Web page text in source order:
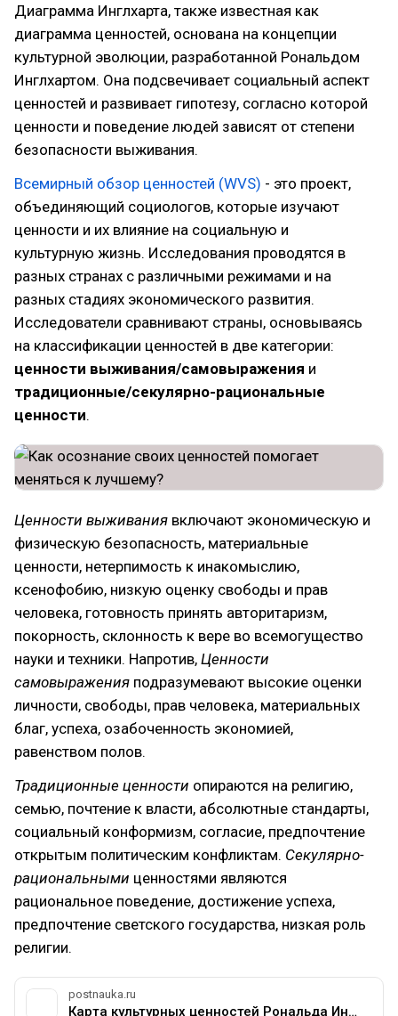
Диаграмма Инглхарта, также известная как
диаграмма ценностей, основана на концепции
культурной эволюции, разработанной Рональдом
Инглхартом. Она подсвечивает социальный аспект
ценностей и развивает гипотезу, согласно которой
ценности и поведение людей зависят от степени
безопасности выживания.
Всемирный обзор ценностей (WVS) - это проект,
объединяющий социологов, которые изучают
ценности и их влияние на социальную и
культурную жизнь. Исследования проводятся в
разных странах с различными режимами и на
разных стадиях экономического развития.
Исследователи сравнивают страны, основываясь
на классификации ценностей в две категории:
ценности выживания/самовыражения и
традиционные/секулярно-рациональные
ценности.
Ценности выживания включают экономическую и
физическую безопасность, материальные
ценности, нетерпимость к инакомыслию,
ксенофобию, низкую оценку свободы и прав
человека, готовность принять авторитаризм,
покорность, склонность к вере во всемогущество
науки и техники. Напротив, Ценности
самовыражения подразумевают высокие оценки
личности, свободы, прав человека, материальных
благ, успеха, озабоченность экономией,
равенством полов.
Традиционные ценности опираются на религию,
семью, почтение к власти, абсолютные стандарты,
социальный конформизм, согласие, предпочтение
открытым политическим конфликтам. Секулярно-
рациональными ценностями являются
рациональное поведение, достижение успеха,
предпочтение светского государства, низкая роль
религии.
postnauka.ru
Карта культурных ценностей Рональда Инглхарта — все самое интересное на ПостНауке